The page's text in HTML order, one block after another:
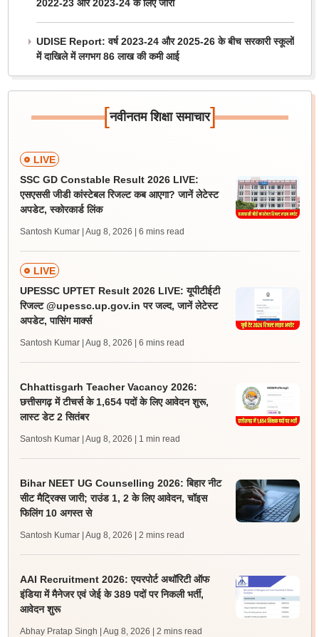
2022-23 और 2023-24 के लिए जारी
UDISE Report: वर्ष 2023-24 और 2025-26 के बीच सरकारी स्कूलों
में दाखिले में लगभग 86 लाख की कमी आई
[नवीनतम शिक्षा समाचार]
LIVE
SSC GD Constable Result 2026 LIVE:
एसएससी जीडी कांस्टेबल रिजल्ट कब आएगा? जानें लेटेस्ट
अपडेट, स्कोरकार्ड लिंक
Santosh Kumar | Aug 8, 2026 | 6 mins read
LIVE
UPESSC UPTET Result 2026 LIVE: यूपीटीईटी
रिजल्ट @upessc.up.gov.in पर जल्द, जानें लेटेस्ट
अपडेट, पासिंग मार्क्स
Santosh Kumar | Aug 8, 2026 | 6 mins read
Chhattisgarh Teacher Vacancy 2026:
छत्तीसगढ़ में टीचर्स के 1,654 पदों के लिए आवेदन शुरू,
लास्ट डेट 2 सितंबर
Santosh Kumar | Aug 8, 2026 | 1 min read
Bihar NEET UG Counselling 2026: बिहार नीट
सीट मैट्रिक्स जारी; राउंड 1, 2 के लिए आवेदन, चॉइस
फिलिंग 10 अगस्त से
Santosh Kumar | Aug 8, 2026 | 2 mins read
AAI Recruitment 2026: एयरपोर्ट अथॉरिटी ऑफ
इंडिया में मैनेजर एवं जेई के 389 पदों पर निकली भर्ती,
आवेदन शुरू
Abhay Pratap Singh | Aug 8, 2026 | 2 mins read